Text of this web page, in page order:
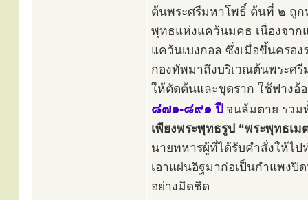
ต้นพระศรีมหาโพธิ์ ต้นที่ ๒ ถู
พุทธแห่งแคว้นมคธ เนื่องจาก
แคว้นเบงกอล ซึ่งเมื่อขึ้นครอ
กองทัพมาถึงบริเวณต้นพระศรี
ให้ตัดต้นและขุดราก ใช้ฟางอ้
๘๗๑-๘๙๑ ปี จนล้มตาย รวม
เพียงพระพุทธรูป “พระพุทธเ
นายทหารผู้ที่ได้รับคำสั่งให้ไป
เอาแผ่นอิฐมาก่อเป็นกำแพงปิ
อย่างมิดชิด